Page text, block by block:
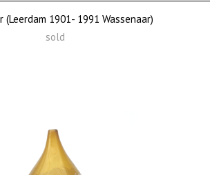
(Leerdam 1901- 1991 Wassenaar)
sold